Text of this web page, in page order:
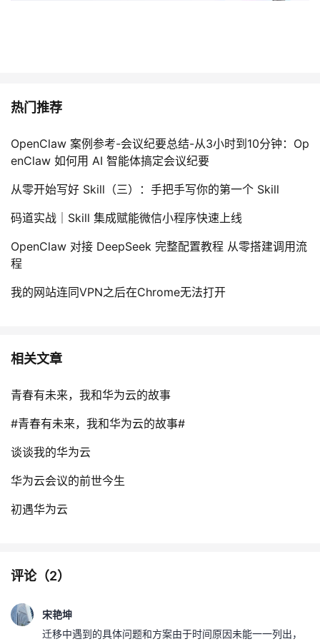
热门推荐
OpenClaw 案例参考-会议纪要总结-从3小时到10分钟：Op
enClaw 如何用 AI 智能体搞定会议纪要
从零开始写好 Skill（三）：手把手写你的第一个 Skill
码道实战｜Skill 集成赋能微信小程序快速上线
OpenClaw 对接 DeepSeek 完整配置教程 从零搭建调用流
程
我的网站连同VPN之后在Chrome无法打开
相关文章
青春有未来，我和华为云的故事
#青春有未来，我和华为云的故事#
谈谈我的华为云
华为云会议的前世今生
初遇华为云
评论（2）
宋艳坤
迁移中遇到的具体问题和方案由于时间原因未能一一列出，